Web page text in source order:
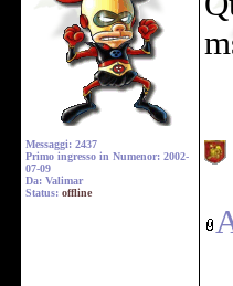
Messaggi: 2437
Primo ingresso in Numenor: 2002-
07-09
Da: Valimar
Status: offline